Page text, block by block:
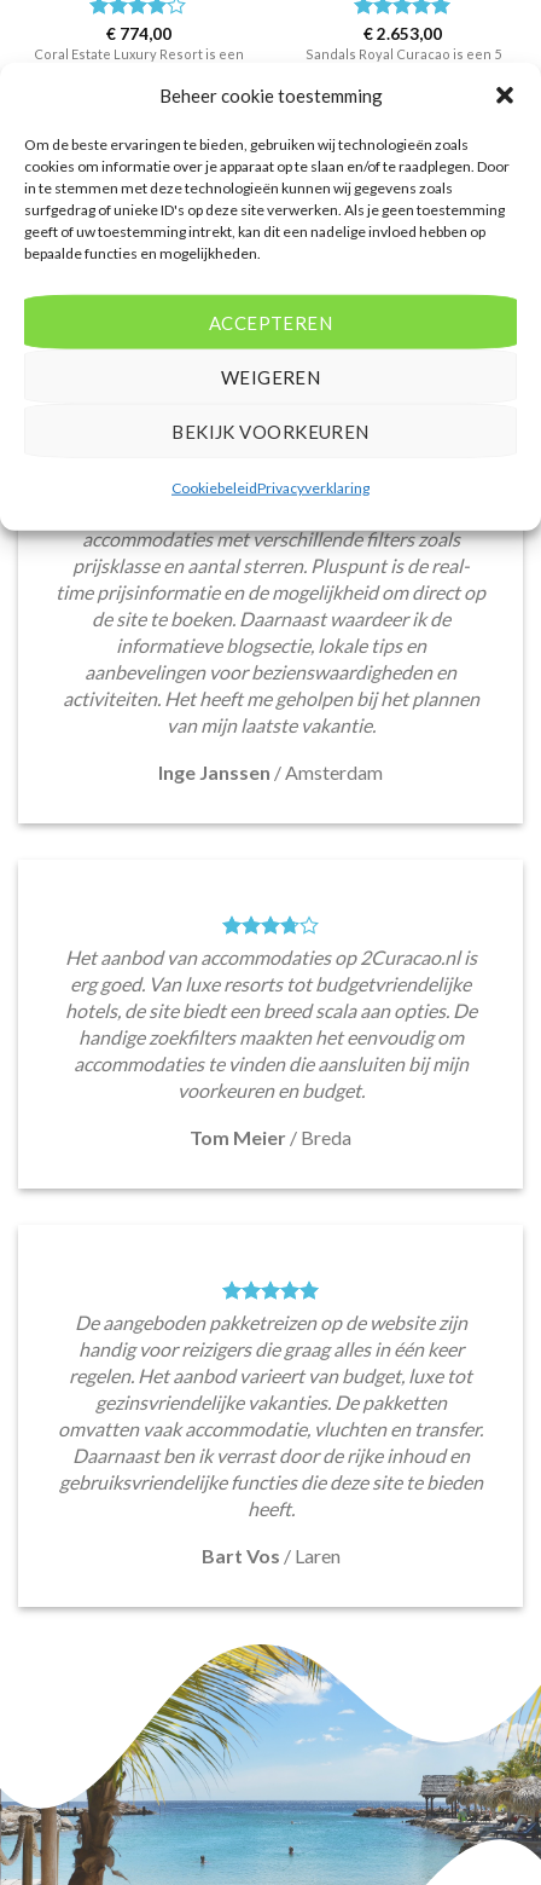
Beheer cookie toestemming
Om de beste ervaringen te bieden, gebruiken wij technologieën zoals
cookies om informatie over je apparaat op te slaan en/of te raadplegen. Door
in te stemmen met deze technologieën kunnen wij gegevens zoals
surfgedrag of unieke ID's op deze site verwerken. Als je geen toestemming
geeft of uw toestemming intrekt, kan dit een nadelige invloed hebben op
bepaalde functies en mogelijkheden.
ACCEPTEREN
WEIGEREN
BEKIJK VOORKEUREN
CookiebeleidPrivacyverklaring
Waardering
4uit 5
€774,00
Coral Estate Luxury Resort is een
St.marie - Coral Estate Beach. U
partner D-reizen. Nu vanaf EUR
774.00 per persoon.
PRIJZEN EN BOEKEN
Waardering
5uit 5
€2.653,00
Sandals Royal Curacao is een 5
Nieuwpoort. U boekt deze reis
Nu vanaf EUR 2653.00 per
persoon.
PRIJZEN EN BOEKEN
accommodaties met verschillende filters zoals
prijsklasse en aantal sterren. Pluspunt is de real-
time prijsinformatie en de mogelijkheid om direct op
de site te boeken. Daarnaast waardeer ik de
informatieve blogsectie, lokale tips en
aanbevelingen voor bezienswaardigheden en
activiteiten. Het heeft me geholpen bij het plannen
van mijn laatste vakantie.
Inge Janssen /Amsterdam
Het aanbod van accommodaties op 2Curacao.nl is
erg goed. Van luxe resorts tot budgetvriendelijke
hotels, de site biedt een breed scala aan opties. De
handige zoekfilters maakten het eenvoudig om
accommodaties te vinden die aansluiten bij mijn
voorkeuren en budget.
Tom Meier / Breda
De aangeboden pakketreizen op de website zijn
handig voor reizigers die graag alles in één keer
regelen. Het aanbod varieert van budget, luxe tot
gezinsvriendelijke vakanties. De pakketten
omvatten vaak accommodatie, vluchten en transfer.
Daarnaast ben ik verrast door de rijke inhoud en
gebruiksvriendelijke functies die deze site te bieden
heeft.
Bart Vos / Laren